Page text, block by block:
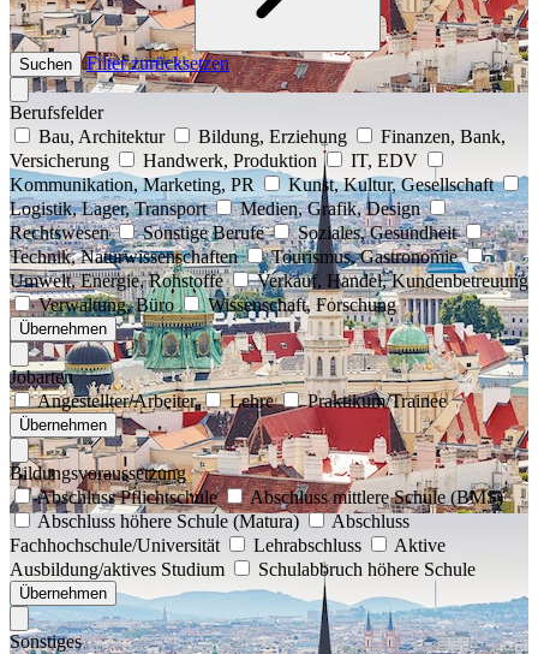
Suchen Filter zurücksetzen
Berufsfelder
Bau, Architektur
Bildung, Erziehung
Finanzen, Bank,
Versicherung
Handwerk, Produktion
IT, EDV
Kommunikation, Marketing, PR
Kunst, Kultur, Gesellschaft
Logistik, Lager, Transport
Medien, Grafik, Design
Rechtswesen
Sonstige Berufe
Soziales, Gesundheit
Technik, Naturwissenschaften
Tourismus, Gastronomie
Umwelt, Energie, Rohstoffe
Verkauf, Handel, Kundenbetreuung
Verwaltung, Büro
Wissenschaft, Forschung
Übernehmen
Jobarten
Angestellter/Arbeiter
Lehre Praktikum/Trainee
Übernehmen
Bildungsvoraussetzung
Abschluss Pflichtschule
Abschluss mittlere Schule (BMS)
Abschluss höhere Schule (Matura)
Abschluss
Fachhochschule/Universität
Lehrabschluss
Aktive
Ausbildung/aktives Studium
Schulabbruch höhere Schule
Übernehmen
Sonstiges